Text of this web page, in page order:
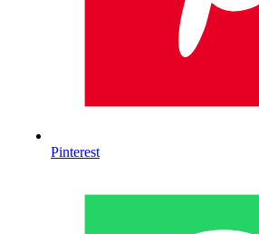
Pinterest